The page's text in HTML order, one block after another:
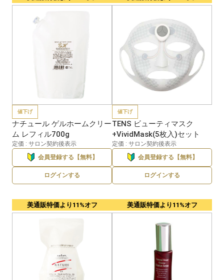
値下げ
ナチュール ゲルホームクリー
ム レフィル700g
定価 : サロン契約後表示
会員登録する【無料】
ログインする
値下げ
TENS ビューティマスク
+VividMask(5枚入)セット
定価 : サロン契約後表示
会員登録する【無料】
ログインする
美通販特価より11%オフ 美通販特価より11%オフ